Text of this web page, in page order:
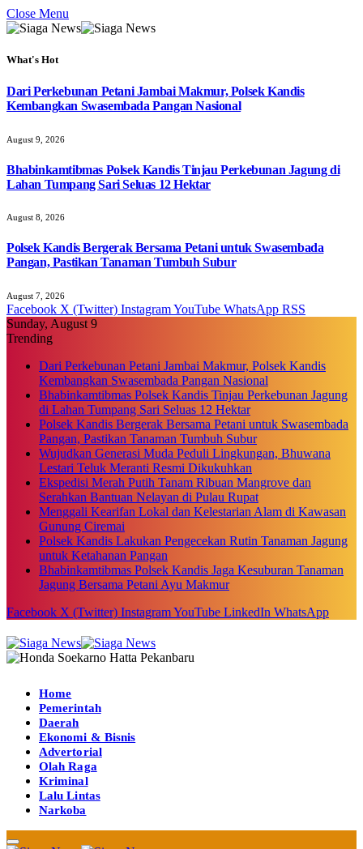
Close Menu
What's Hot
Dari Perkebunan Petani Jambai Makmur, Polsek Kandis
Kembangkan Swasembada Pangan Nasional
August 9, 2026
Bhabinkamtibmas Polsek Kandis Tinjau Perkebunan Jagung di
Lahan Tumpang Sari Seluas 12 Hektar
August 8, 2026
Polsek Kandis Bergerak Bersama Petani untuk Swasembada
Pangan, Pastikan Tanaman Tumbuh Subur
August 7, 2026
Facebook X (Twitter) InstagramYouTube WhatsApp RSS
Sunday, August 9
Trending
Dari Perkebunan Petani Jambai Makmur, Polsek Kandis
Kembangkan Swasembada Pangan Nasional
Bhabinkamtibmas Polsek Kandis Tinjau Perkebunan Jagung
di Lahan Tumpang Sari Seluas 12 Hektar
Polsek Kandis Bergerak Bersama Petani untuk Swasembada
Pangan, Pastikan Tanaman Tumbuh Subur
Wujudkan Generasi Muda Peduli Lingkungan, Bhuwana
Lestari Teluk Meranti Resmi Dikukuhkan
Ekspedisi Merah Putih Tanam Ribuan Mangrove dan
Serahkan Bantuan Nelayan di Pulau Rupat
Menggali Kearifan Lokal dan Kelestarian Alam di Kawasan
Gunung Ciremai
Polsek Kandis Lakukan Pengecekan Rutin Tanaman Jagung
untuk Ketahanan Pangan
Bhabinkamtibmas Polsek Kandis Jaga Kesuburan Tanaman
Jagung Bersama Petani Ayu Makmur
Facebook X (Twitter) InstagramYouTube LinkedIn WhatsApp
Home
Pemerintah
Daerah
Ekonomi & Bisnis
Advertorial
Olah Raga
Kriminal
Lalu Lintas
Narkoba